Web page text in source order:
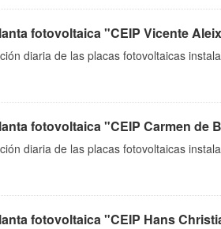
fotovoltaica "CEIP Vicente
diaria de las placas fotovoltaicas
fotovoltaica "CEIP Carmen de
diaria de las placas fotovoltaicas
fotovoltaica "CEIP Hans